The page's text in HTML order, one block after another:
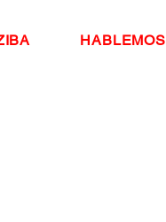
HABLEMOS